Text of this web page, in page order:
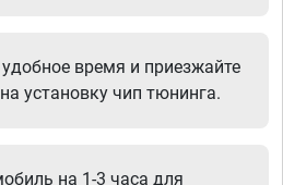
время и приезжайте
установку чип тюнинга.
на 1-3 часа для